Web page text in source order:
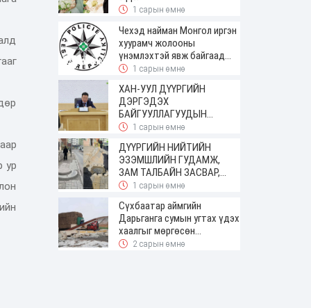
ур
1 сарын өмнө
Чехэд найман Монгол иргэн
хуурамч жолооны
үнэмлэхтэй явж байгаад
баригджээ
1 сарын өмнө
ХАН-УУЛ ДҮҮРГИЙН
ДЭРГЭДЭХ
БАЙГУУЛЛАГУУДЫН
УДИРДАХ АЖИЛТНЫ
ШУУРХАЙ ЗӨВЛӨГӨӨН
ЗОХИОН БАЙГУУЛАГДЛАА
1 сарын өмнө
ДҮҮРГИЙН НИЙТИЙН
ЭЗЭМШЛИЙН ГУДАМЖ,
ЗАМ ТАЛБАЙН ЗАСВАР,
ШИНЭЧЛЭЛТИЙН АЖИЛ
1 сарын өмнө
Сүхбаатар аймгийн
Дарьганга сумын угтах үдэх
хаалгыг мөргөсөн
жолоочоос 150 сая төгрөг
2 сарын өмнө